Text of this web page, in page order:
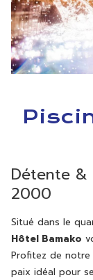
Détente &
2000
Situé dans le
Hôtel Bamako
Profitez de notre
paix idéal pour